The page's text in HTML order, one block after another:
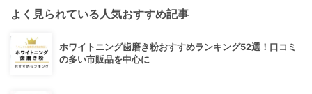
よく見られている人気おすすめ記事
ホワイトニング歯磨き粉おすすめランキング52選！口コミ
の多い市販品を中心に